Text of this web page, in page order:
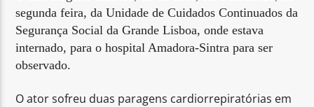
segunda feira, da Unidade de Cuidados Continuados da
Segurança Social da Grande Lisboa, onde estava
internado, para o hospital Amadora-Sintra para ser
observado.
O ator sofreu duas paragens cardiorrepiratórias em